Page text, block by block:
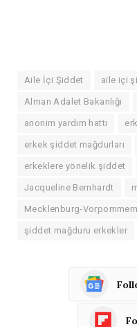
Aile İçi Şiddet aile içi
Alman Adalet Bakanlığı
anonim yardım hattı
erkek şiddet mağdurları
erkeklere yönelik şiddet
Jacqueline Bernhardt
Mecklenburg-Vorpommern
şiddet mağduru erkekler